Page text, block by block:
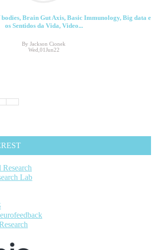
Brain Gut Axis, Basic Immunology, Big data e
os Sentidos da Vida, Video...
By Jackson Cionek
Wed,01Jun22
Lab